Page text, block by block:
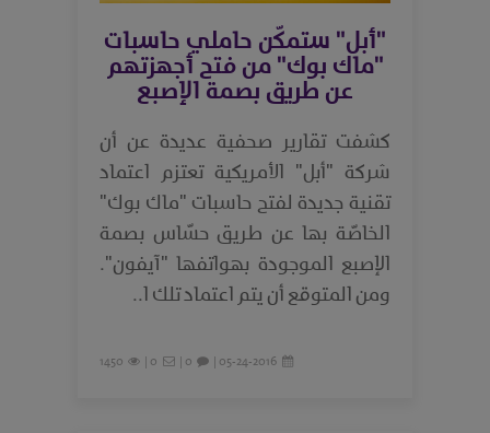
"أبل" ستمكّن حاملي حاسبات
"ماك بوك" من فتح أجهزتهم
عن طريق بصمة الإصبع
كشفت تقارير صحفية عديدة عن أن
شركة "أبل" الأمريكية تعتزم اعتماد
تقنية جديدة لفتح حاسبات "ماك بوك"
الخاصّة بها عن طريق حسّاس بصمة
الإصبع الموجودة بهواتفها "آيفون".
ومن المتوقع أن يتم اعتماد تلك ا..
05-24-2016 |
0 |
0 |
1450